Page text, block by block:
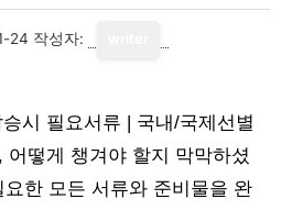
24 작성자:
시 필요서류 | 국내/국제선별
어떻게 챙겨야 할지 막막하셨
한 모든 서류와 준비물을 완